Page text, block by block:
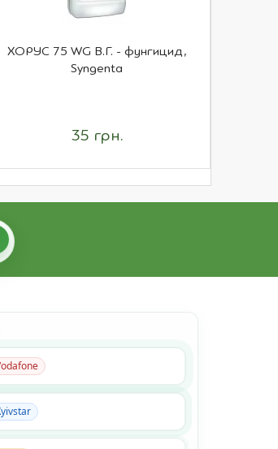
ХОРУС 75 WG В.Г. - фунгицид,
Syngenta
35 грн.